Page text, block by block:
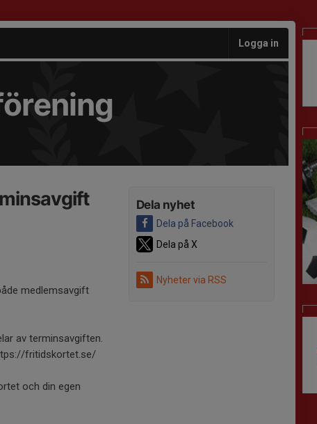
Logga in
Dela nyhet
Dela på Facebook
Dela på X
Nyheter via RSS
medlemsavgift
av terminsavgiften.
fritidskortet.se/
och din egen